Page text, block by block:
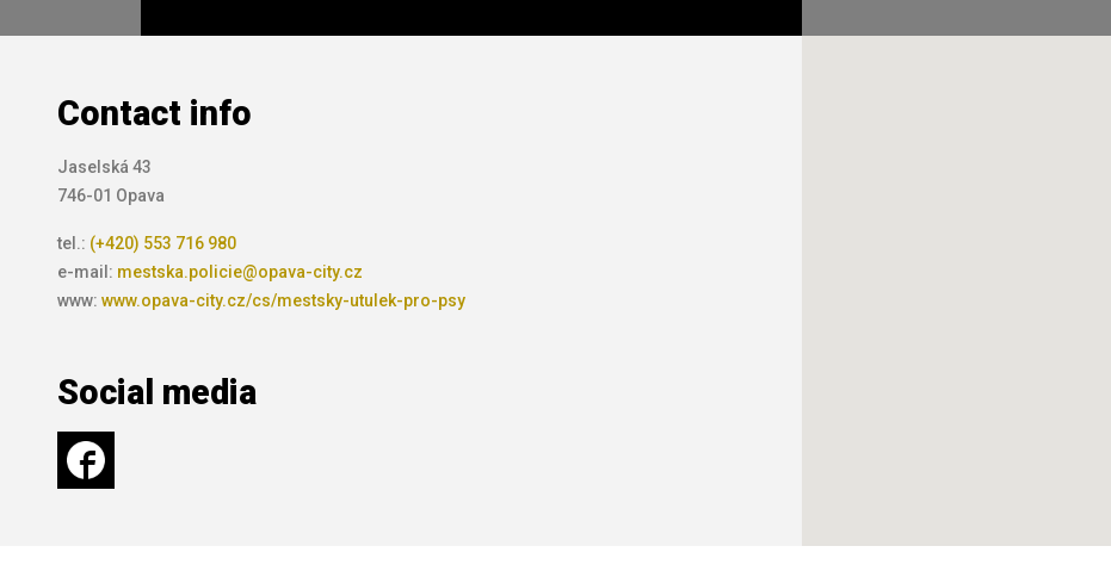
Contact info
Jaselská 43
746-01 Opava
tel.: (+420) 553 716 980
e-mail: mestska.policie@opava-city.cz
www: www.opava-city.cz/cs/mestsky-utulek-pro-psy
Social media